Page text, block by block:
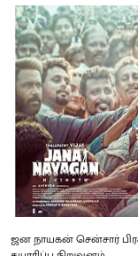
ஜன நாயகன் சென்சார்